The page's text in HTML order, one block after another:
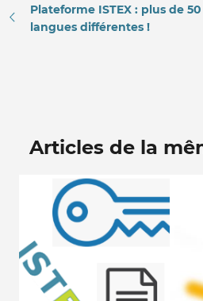
Plateforme ISTEX : plus de 50
langues différentes !
Articles de la